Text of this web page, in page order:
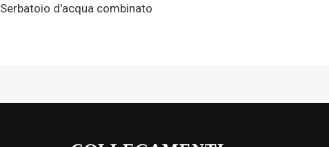
Serbatoio d'acqua combinato